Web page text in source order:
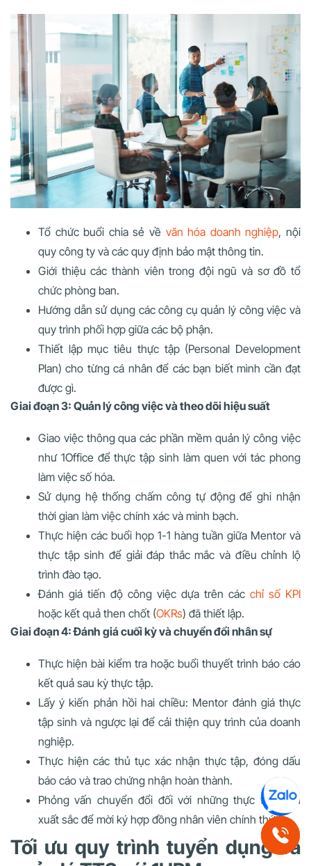
Tổ chức buổi chia sẻ về văn hóa doanh nghiệp, nội
quy công ty và các quy định bảo mật thông tin.
Giới thiệu các thành viên trong đội ngũ và sơ đồ tổ
chức phòng ban.
Hướng dẫn sử dụng các công cụ quản lý công việc và
quy trình phối hợp giữa các bộ phận.
Thiết lập mục tiêu thực tập (Personal Development
Plan) cho từng cá nhân để các bạn biết mình cần đạt
được gì.
Giai đoạn 3: Quản lý công việc và theo dõi hiệu suất
Giao việc thông qua các phần mềm quản lý công việc
như 1Office để thực tập sinh làm quen với tác phong
làm việc số hóa.
Sử dụng hệ thống chấm công tự động để ghi nhận
thời gian làm việc chính xác và minh bạch.
Thực hiện các buổi họp 1-1 hàng tuần giữa Mentor và
thực tập sinh để giải đáp thắc mắc và điều chỉnh lộ
trình đào tạo.
Đánh giá tiến độ công việc dựa trên các chỉ số KPI
hoặc kết quả then chốt (OKRs) đã thiết lập.
Giai đoạn 4: Đánh giá cuối kỳ và chuyển đổi nhân sự
Thực hiện bài kiểm tra hoặc buổi thuyết trình báo cáo
kết quả sau kỳ thực tập.
Lấy ý kiến phản hồi hai chiều: Mentor đánh giá thực
tập sinh và ngược lại để cải thiện quy trình của doanh
nghiệp.
Thực hiện các thủ tục xác nhận thực tập, đóng dấu
báo cáo và trao chứng nhận hoàn thành.
Phỏng vấn chuyển đổi đối với những thực tập sinh
xuất sắc để mời ký hợp đồng nhân viên chính thức.
Tối ưu quy trình tuyển dụng và